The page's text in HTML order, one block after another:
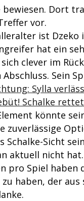
bewiesen. Dort
vor.
ist
hat ein
clever im
Sein
Sylla
Schalke
könnte
zuverlässige
Sicht
aktuell nicht hat.
pro Spiel
zu haben, der